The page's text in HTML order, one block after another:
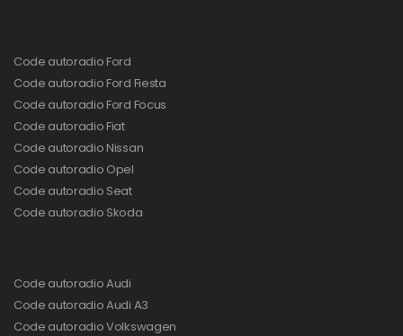
Code autoradio Ford
Code autoradio Ford Fiesta
Code autoradio Ford Focus
Code autoradio Fiat
Code autoradio Nissan
Code autoradio Opel
Code autoradio Seat
Code autoradio Skoda
Code autoradio Audi
Code autoradio Audi A3
Code autoradio Volkswagen